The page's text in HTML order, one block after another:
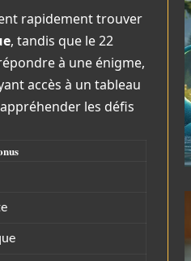
rapidement trouver
, tandis que le 22
à une énigme,
accès à un tableau
les défis